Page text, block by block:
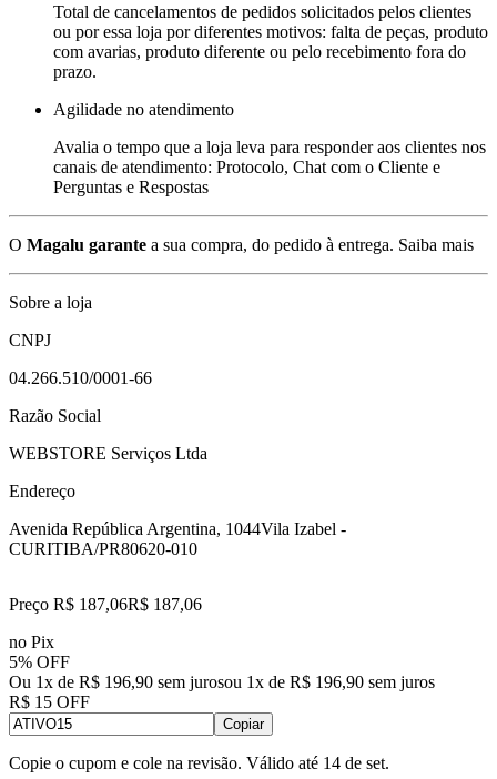
Total de cancelamentos de pedidos solicitados pelos clientes
ou por essa loja por diferentes motivos: falta de peças, produto
com avarias, produto diferente ou pelo recebimento fora do
prazo.
Agilidade no atendimento
Avalia o tempo que a loja leva para responder aos clientes nos
canais de atendimento: Protocolo, Chat com o Cliente e
Perguntas e Respostas
O Magalu garante a sua compra, do pedido à entrega. Saiba mais
Sobre a loja
CNPJ
04.266.510/0001-66
Razão Social
WEBSTORE Serviços Ltda
Endereço
Avenida República Argentina, 1044Vila Izabel -
CURITIBA/PR80620-010
Preço R$ 187,06R$ 187,06
no Pix
5% OFF
Ou 1x de R$ 196,90 sem jurosou 1x de R$ 196,90 sem juros
R$ 15 OFF
Copiar
Copie o cupom e cole na revisão. Válido até 14 de set.